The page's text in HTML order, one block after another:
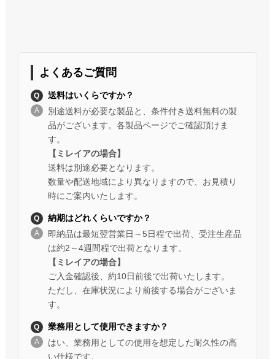
よくあるご質問
送料はいくらですか？
別途送料が必要な製品と、条件付き送料無料の製
品がございます。各製品ページでご確認頂けま
す。
【ミレイアの場合】
送料は別途必要となります。
数量や配送地域により異なりますので、お見積り
時にご案内いたします。
納期はどれくらいですか？
即納品は最短翌営業日～5日程で出荷、受注生産品
は約2～4週間程で出荷となります。
【ミレイアの場合】
ご入金確認後、約10日前後で出荷いたします。
ただし、在庫状況により前後する場合がございま
す。
業務用として使用できますか？
はい、業務用としての使用を想定した耐久性の高
い仕様です。